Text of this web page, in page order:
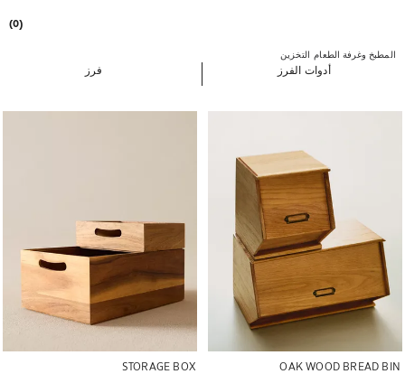
(0)
المطبخ وغرفة الطعام التخزين
أدوات الفرز فرز
OAK WOOD BREAD BIN
تم تغيير الصورة إلى 1 من 5
STORAGE BOX
تم تغيير الصورة إلى 1 من 6